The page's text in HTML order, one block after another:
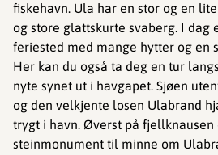
fiskehavn. Ula har en stor og en
og store glattskurte svaberg. I
feriested med mange hytter og en
Her kan du også ta deg en tur
nyte synet ut i havgapet. Sjøen
og den velkjente losen Ulabrand
trygt i havn. Øverst på fjellknausen
steinmonument til minne om